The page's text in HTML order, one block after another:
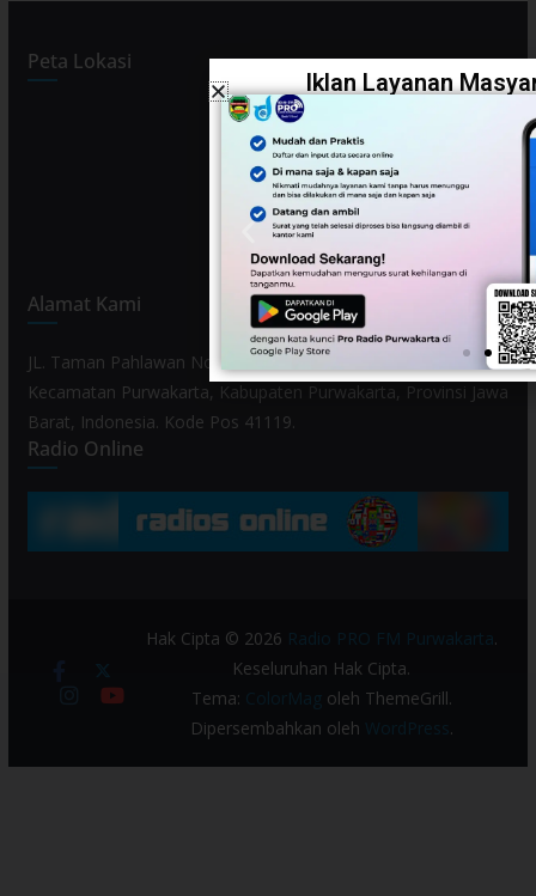
Peta Lokasi
Alamat Kami
JL. Taman Pahlawan No. 80, Kelurahan Purwamekar,
Kecamatan Purwakarta, Kabupaten Purwakarta, Provinsi Jawa
Barat, Indonesia. Kode Pos 41119.
Radio Online
Hak Cipta © 2026 Radio PRO FM Purwakarta.
Keseluruhan Hak Cipta.
Tema: ColorMagoleh ThemeGrill.
Dipersembahkan oleh WordPress .
Iklan Layanan